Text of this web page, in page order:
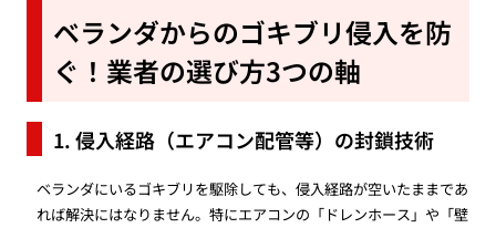
ベランダからのゴキブリ侵入を防
ぐ！業者の選び方3つの軸
1. 侵入経路（エアコン配管等）の封鎖技術
ベランダにいるゴキブリを駆除しても、侵入経路が空いたままであ
れば解決にはなりません。特にエアコンの「ドレンホース」や「壁